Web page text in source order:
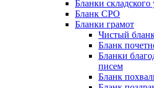
Бланки складского
Бланк СРО
Бланки грамот
Чистый
Бланк
Бланки
писем
Бланк